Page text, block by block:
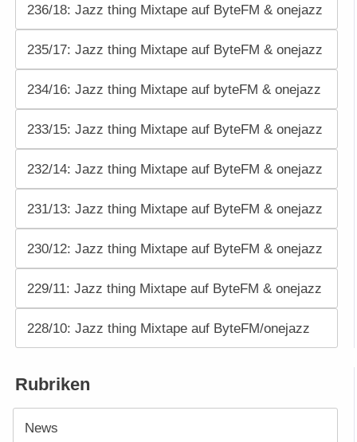
236/18: Jazz thing Mixtape auf ByteFM & onejazz
235/17: Jazz thing Mixtape auf ByteFM & onejazz
234/16: Jazz thing Mixtape auf byteFM & onejazz
233/15: Jazz thing Mixtape auf ByteFM & onejazz
232/14: Jazz thing Mixtape auf ByteFM & onejazz
231/13: Jazz thing Mixtape auf ByteFM & onejazz
230/12: Jazz thing Mixtape auf ByteFM & onejazz
229/11: Jazz thing Mixtape auf ByteFM & onejazz
228/10: Jazz thing Mixtape auf ByteFM/onejazz
Rubriken
News